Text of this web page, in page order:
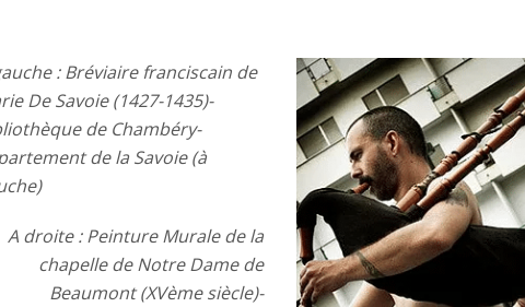
: Bréviaire franciscain de
De Savoie (1427-1435)-
de Chambéry-
de la Savoie (à
A droite : Peinture Murale de la
chapelle de Notre Dame de
Beaumont (XVème siècle)-